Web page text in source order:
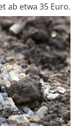
ab etwa 35 Euro.